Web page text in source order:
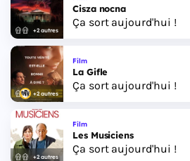
+2 autres
Cisza nocna
Ça sort aujourd'hui !
+2 autres
Film
La Gifle
Ça sort aujourd'hui !
+2 autres
Film
Les Musiciens
Ça sort aujourd'hui !